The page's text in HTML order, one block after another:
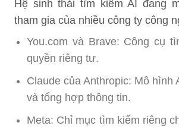
Hệ sinh thái tìm kiếm AI đang
tham gia của nhiều công ty công
You.com và Brave: Công cụ
quyền riêng tư.
Claude của Anthropic: Mô hình
và tổng hợp thông tin.
Meta: Chỉ mục tìm kiếm riêng